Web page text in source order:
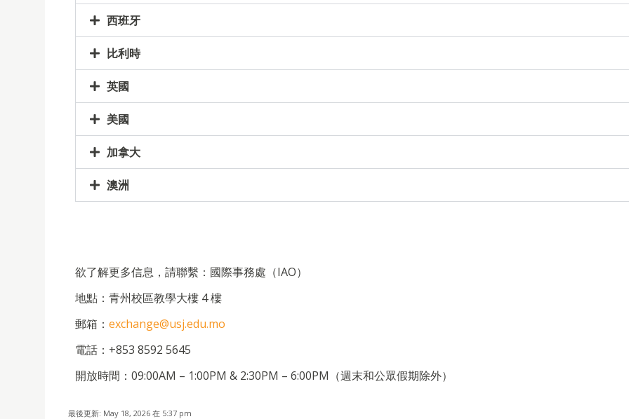
西班牙
比利時
英國
美國
加拿大
澳洲
欲了解更多信息，請聯繫：國際事務處（IAO）
地點：青州校區教學大樓 4 樓
郵箱： exchange@usj.edu.mo
電話：+853 8592 5645
開放時間：09:00AM – 1:00PM & 2:30PM – 6:00PM（週末和公眾假期除外）
最後更新: May 18, 2026 在 5:37 pm